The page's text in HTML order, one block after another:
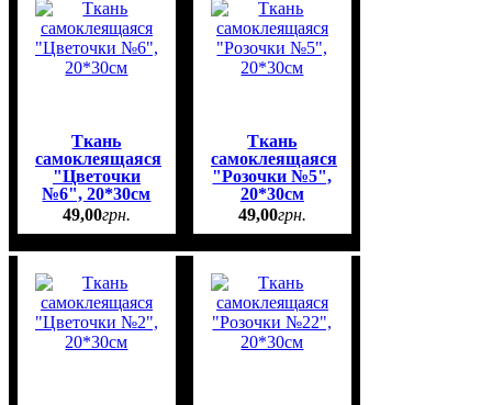
Ткань
самоклеящаяся
"Цветочки
№6", 20*30см
49,00грн.
Ткань
самоклеящаяся
"Розочки №5",
20*30см
49,00грн.